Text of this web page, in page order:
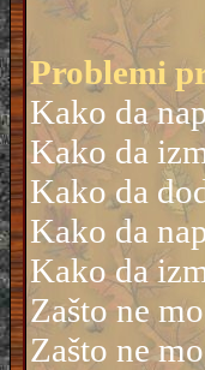
Problemi
Kako da
Kako da
Kako da
Kako da
Kako da
Zašto ne
Zašto ne